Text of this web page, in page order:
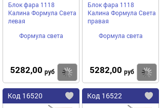
Блок фара 1118
Калина Формула Света
левая
Формула света
5282,00 руб Купить
Блок фара 1118
Калина Формула Света
правая
Формула света
5282,00 руб
Код 16520
Добавить
Код 16522